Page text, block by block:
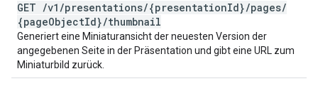
GET /v1 /presentations/{presentationId}/pages/
{pageObjectId}/thumbnail
Generiert eine Miniaturansicht der neuesten Version der
angegebenen Seite in der Präsentation und gibt eine URL zum
Miniaturbild zurück.